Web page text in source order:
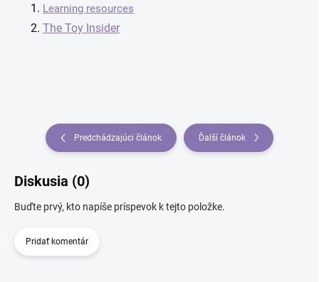
Learning resources
The Toy Insider
Predchádzajúci článok Ďalší článok
Diskusia (0)
Buďte prvý, kto napíše príspevok k tejto položke.
Pridať komentár